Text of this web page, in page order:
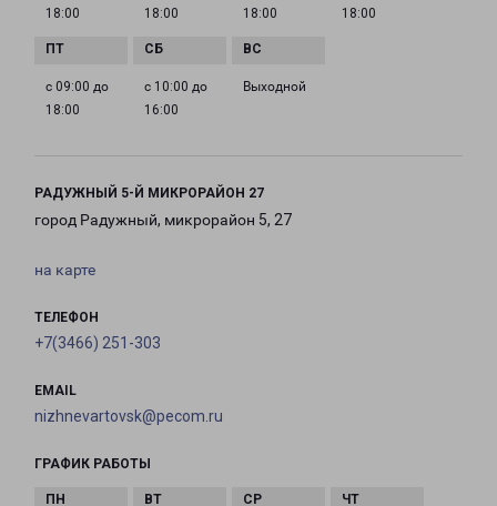
18:00
18:00
18:00
18:00
с 09:00 до
18:00
с 10:00 до
16:00
Выходной
РАДУЖНЫЙ 5-Й МИКРОРАЙОН 27
город Радужный, микрорайон 5, 27
на карте
ТЕЛЕФОН
+7(3466) 251-303
EMAIL
nizhnevartovsk@pecom.ru
ГРАФИК РАБОТЫ